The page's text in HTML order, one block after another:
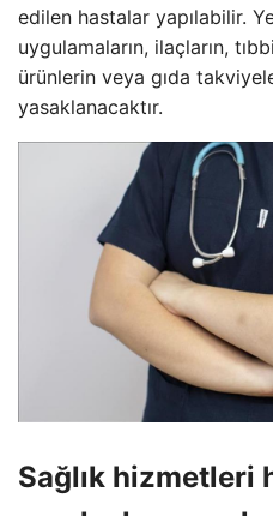
edilen hastalar yapılabilir.
uygulamaların, ilaçların,
ürünlerin veya gıda
yasaklanacaktır.
Sağlık hizmetleri